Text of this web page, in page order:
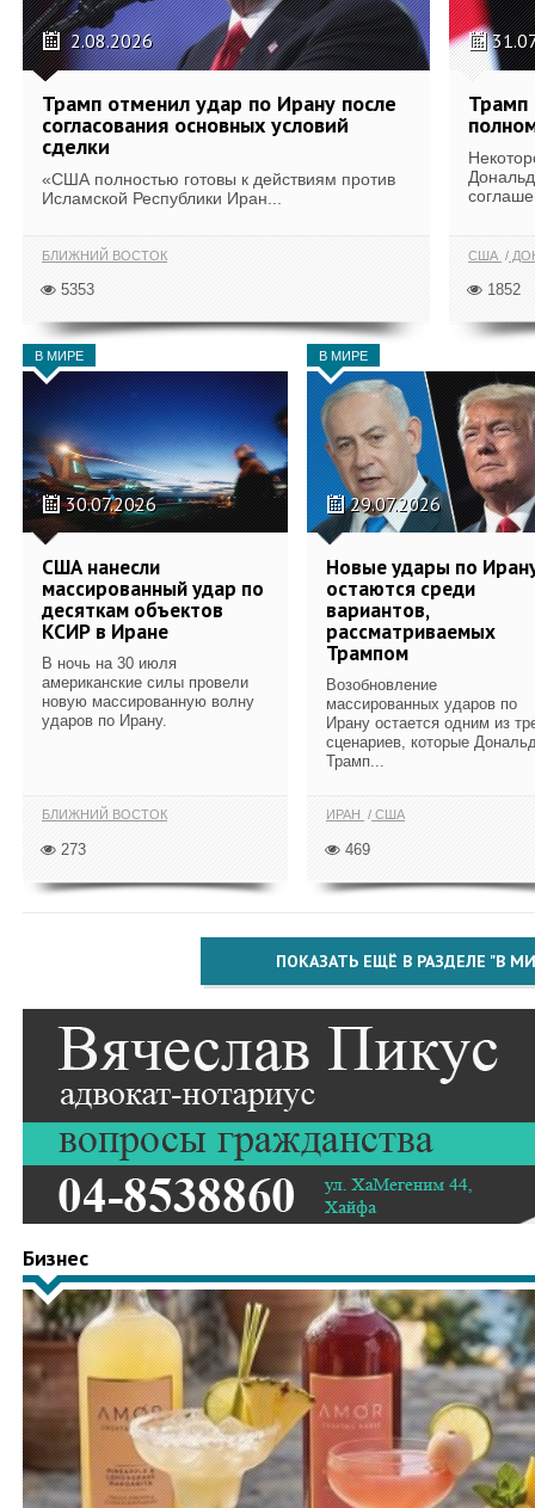
2.08.2026
Трамп отменил удар по Ирану после
согласования основных условий
сделки
«США полностью готовы к действиям против
Исламской Республики Иран...
БЛИЖНИЙ ВОСТОК
5353
Трамп
США
1852
В МИРЕ
30.07.2026
США нанесли
массированный удар по
десяткам объектов
КСИР в Иране
В ночь на 30 июля
американские силы провели
новую массированную волну
ударов по Ирану.
БЛИЖНИЙ ВОСТОК
273
В МИРЕ
29.07.2026
Новые удары по
остаются среди
вариантов,
рассматриваемых
Трампом
Возобновление
массированных ударов по
Ирану остается одним из
сценариев, которые
Трамп...
ИРАН США
469
ПОКАЗАТЬ ЕЩЁ В РАЗДЕЛЕ "В
Бизнес